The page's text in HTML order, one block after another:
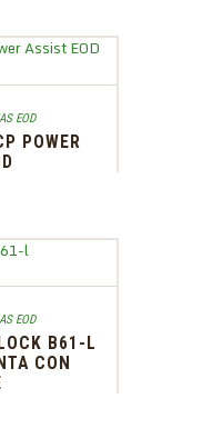
EOD
POWER
EOD
B61-L
CON